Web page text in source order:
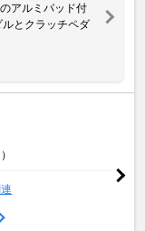
アルミパッド付
とクラッチペダ